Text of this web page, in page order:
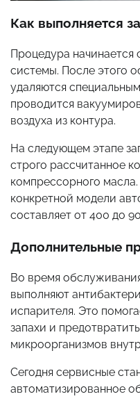
Как выполняется
Процедура начинается
системы. После этого
удаляются
проводится
воздуха из контура.
На следующем этапе
строго рассчитанное
компрессорного
конкретной модели
составляет от 400 до
Дополнительные
Во время
выполняют
испарителя. Это
запахи и
микроорганизмов
Сегодня сервисные
автоматизированное